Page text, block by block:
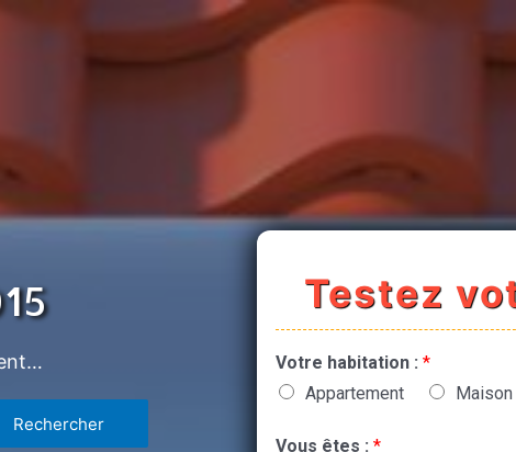
Testez
Votre habitation : *
Appartement
Maison
Vous êtes : *